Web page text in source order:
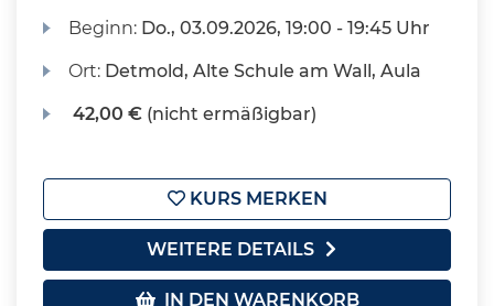
Beginn: Do., 03.09.2026, 19:00 - 19:45 Uhr
Ort: Detmold, Alte Schule am Wall, Aula
42,00 € (nicht ermäßigbar)
KURS MERKEN
WEITERE DETAILS
IN DEN WARENKORB